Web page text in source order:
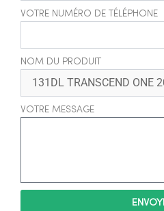
VOTRE NUMÉRO DE TÉLÉPHONE
NOM DU PRODUIT
VOTRE MESSAGE